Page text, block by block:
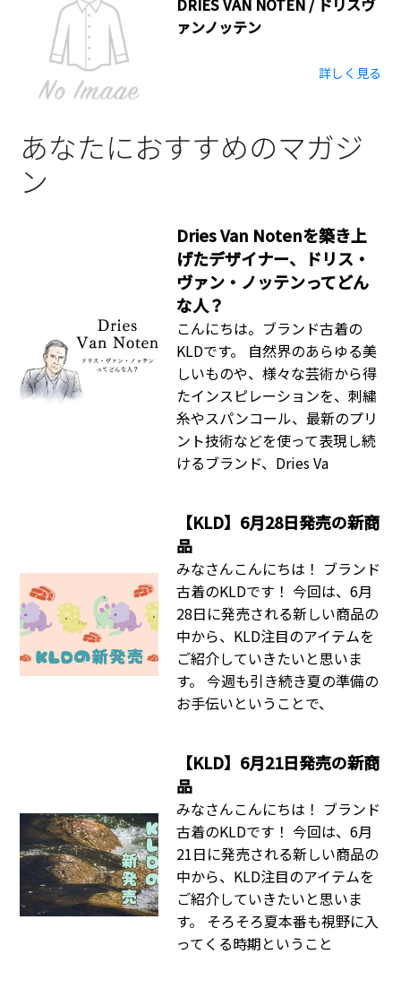
ァンノッテン
詳しく見る
あなたにおすすめのマガジ
ン
Dries Van Notenを築き上
げたデザイナー、ドリス・
ヴァン・ノッテンってどん
な人？
こんにちは。ブランド古着の
KLDです。 自然界のあらゆる美
しいものや、様々な芸術から得
たインスピレーションを、刺繍
糸やスパンコール、最新のプリ
ント技術などを使って表現し続
けるブランド、Dries Va
【KLD】6月28日発売の新商
品
みなさんこんにちは！ ブランド
古着のKLDです！ 今回は、6月
28日に発売される新しい商品の
中から、KLD注目のアイテムを
ご紹介していきたいと思いま
す。 今週も引き続き夏の準備の
お手伝いということで、
【KLD】6月21日発売の新商
品
みなさんこんにちは！ ブランド
古着のKLDです！ 今回は、6月
21日に発売される新しい商品の
中から、KLD注目のアイテムを
ご紹介していきたいと思いま
す。 そろそろ夏本番も視野に入
ってくる時期ということ